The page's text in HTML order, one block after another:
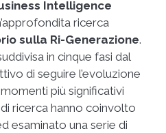
Intelligence
ricerca
sulla Ri-Generazione.
in cinque fasi dal
di seguire l’evoluzione
più significativi
ricerca hanno coinvolto
esaminato una serie di